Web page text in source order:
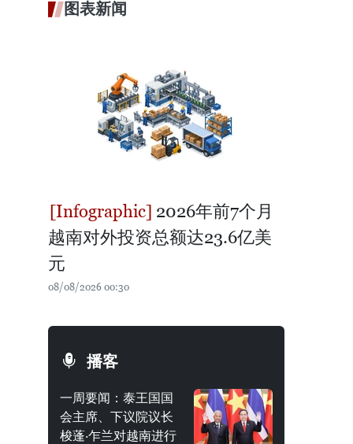
图表新闻
2026年前7个月
越南对外投资总额达23.6亿美
元
08/08/2026 00:30
播客
一周要闻：泰王国国
会主席、下议院议长
梭蓬·乍兰对越南进行